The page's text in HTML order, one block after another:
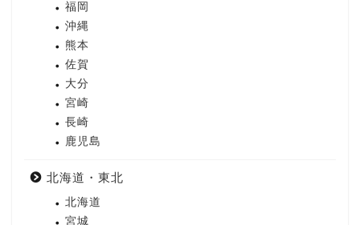
福岡
沖縄
熊本
佐賀
大分
宮崎
長崎
鹿児島
北海道・東北
北海道
宮城